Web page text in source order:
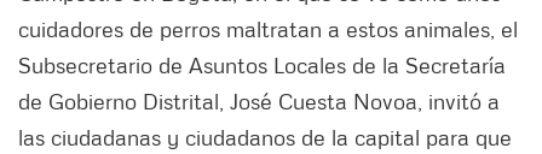
cuidadores de perros maltratan a estos animales, el
Subsecretario de Asuntos Locales de la Secretaría
de Gobierno Distrital, José Cuesta Novoa, invitó a
las ciudadanas y ciudadanos de la capital para que